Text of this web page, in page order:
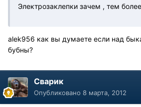
Электрозаклепки зачем , тем
alek956 как вы думаете если над
бубны?
Сварик
Опубликовано 8 марта, 2012